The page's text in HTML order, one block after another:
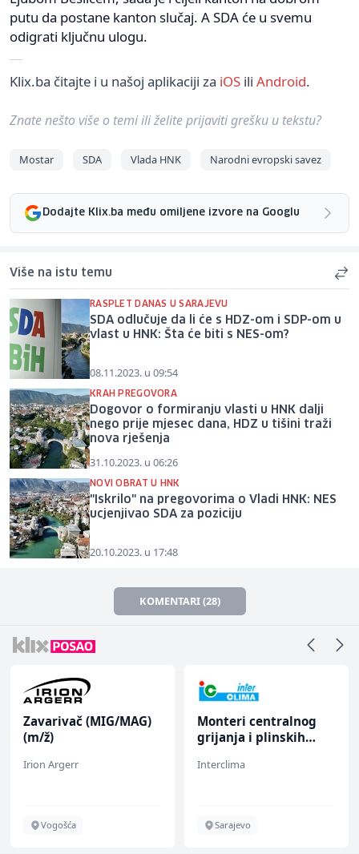
putu da postane kanton slučaj. A SDA će u svemu
odigrati ključnu ulogu.
Klix.ba čitajte i u našoj aplikaciji za iOS ili Android.
Znate nešto više o temi ili želite prijaviti grešku u tekstu?
Mostar SDA Vlada HNK Narodni evropski savez
Dodajte Klix.ba među omiljene izvore na Googlu
Više na istu temu
RASPLET DANAS U SARAJEVU
SDA odlučuje da li će s HDZ-om i SDP-om u
vlast u HNK: Šta će biti s NES-om?
08.11.2023. u 09:54
KRAH PREGOVORA
Dogovor o formiranju vlasti u HNK dalji
nego prije mjesec dana, HDZ u tišini traži
nova rješenja
31.10.2023. u 06:26
NOVI OBRAT U HNK
"Iskrilo" na pregovorima o Vladi HNK: NES
ucjenjivao SDA za poziciju
20.10.2023. u 17:48
KOMENTARI (28)
Zavarivač (MIG/MAG)
(m/ž)
Irion Argerr
Vogošća
Monteri centralnog
grijanja i plinskih
Interclima
Sarajevo